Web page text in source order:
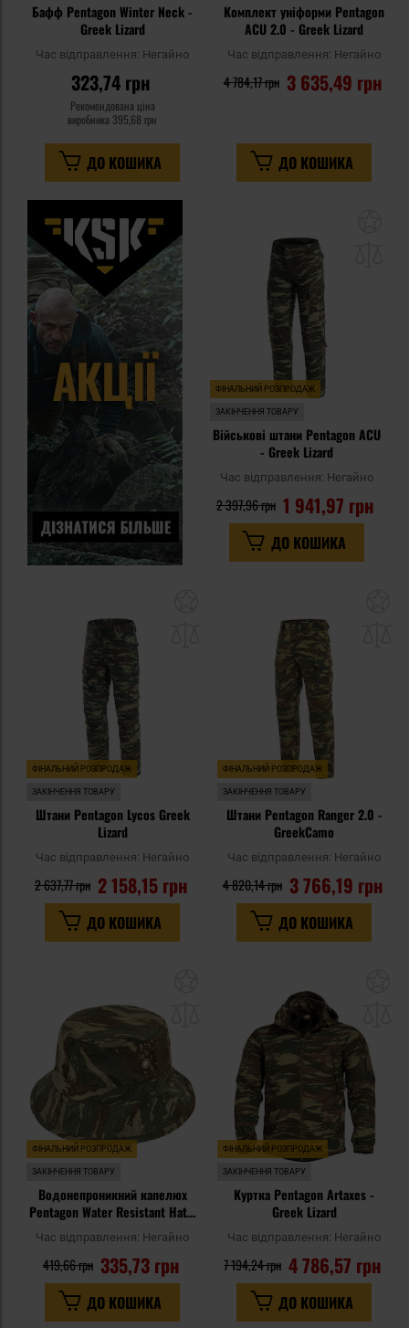
Бафф Pentagon Winter Neck -
Greek Lizard
Час відправлення: Негайно
323,74 грн
Рекомендована ціна
виробника 395,68 грн
ДО КОШИКА
Комплект уніформи Pentagon
ACU 2.0 - Greek Lizard
Час відправлення: Негайно
3 635,49 грн
4 784,17 грн
ДО КОШИКА
ФІНАЛЬНИЙ РОЗПРОДАЖ
ЗАКІНЧЕННЯ ТОВАРУ
Військові штани Pentagon ACU
- Greek Lizard
Час відправлення: Негайно
1 941,97 грн
2 397,96 грн
ДО КОШИКА
уподобань
ФІНАЛЬНИЙ РОЗПРОДАЖ
ЗАКІНЧЕННЯ ТОВАРУ
Штани Pentagon Lycos Greek
Lizard
Час відправлення: Негайно
2 158,15 грн
2 637,77 грн
ДО КОШИКА
ФІНАЛЬНИЙ РОЗПРОДАЖ
ЗАКІНЧЕННЯ ТОВАРУ
Штани Pentagon Ranger 2.0 -
GreekCamo
Час відправлення: Негайно
3 766,19 грн
4 820,14 грн
ДО КОШИКА
уподобань
ФІНАЛЬНИЙ РОЗПРОДАЖ
ЗАКІНЧЕННЯ ТОВАРУ
Водонепроникний капелюх
Pentagon Water Resistant Hat -
Greek Lizard
Час відправлення: Негайно
335,73 грн
419,66 грн
ДО КОШИКА
ФІНАЛЬНИЙ РОЗПРОДАЖ
ЗАКІНЧЕННЯ ТОВАРУ
Куртка Pentagon Artaxes -
Greek Lizard
Час відправлення: Негайно
4 786,57 грн
7 194,24 грн
ДО КОШИКА